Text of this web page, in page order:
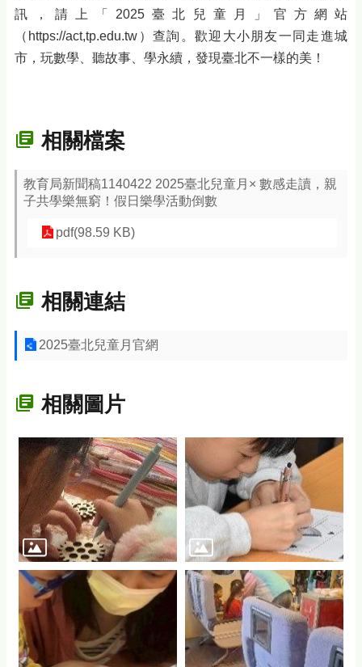
訊，請上「2025臺北兒童月」官方網站
（https://act,tp.edu.tw）查詢。歡迎大小朋友一同走進城
市，玩數學、聽故事、學永續，發現臺北不一樣的美！
相關檔案
教育局新聞稿1140422 2025臺北兒童月× 數感走讀，親
子共學樂無窮！假日樂學活動倒數
pdf(98.59 KB)
相關連結
2025臺北兒童月官網
相關圖片